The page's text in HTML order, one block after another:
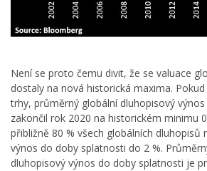
Není se proto čemu divit, že se valuace
dostaly na nová historická maxima.
trhy, průměrný globální dluhopisový
zakončil rok 2020 na historickém minimu
přibližně 80 % všech globálních dluhopisů
výnos do doby splatnosti do 2 %.
dluhopisový výnos do doby splatnosti je